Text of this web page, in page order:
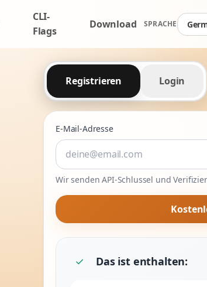
CLI-
Flags
Download SPRACHE
Registrieren Login
E-Mail-Adresse
Wir senden API-Schlussel und
✓ Das ist enthalten: